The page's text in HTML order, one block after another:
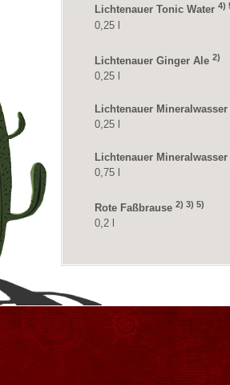
Lichtenauer Tonic Water 4)
0,25 l
Lichtenauer Ginger Ale 2)
0,25 l
Lichtenauer
0,25 l
Lichtenauer
0,75 l
Rote Faßbrause 2) 3) 5)
0,2 l